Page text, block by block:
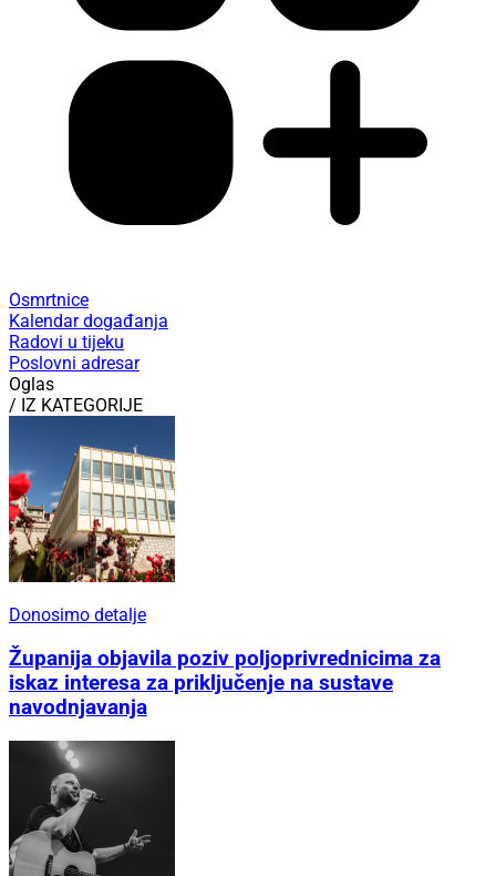
Osmrtnice
Kalendar događanja
Radovi u tijeku
Poslovni adresar
Oglas
/ IZ KATEGORIJE
Donosimo detalje
Županija objavila poziv poljoprivrednicima za
iskaz interesa za priključenje na sustave
navodnjavanja